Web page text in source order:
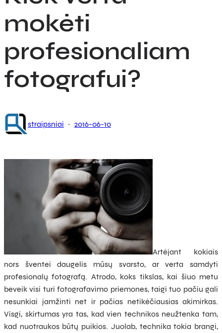
mokėti
profesionaliam
fotografui?
straipsniai · 2016-06-10
Artėjant kokiais
nors šventei daugelis mūsų svarsto, ar verta samdyti
profesionalų fotografą. Atrodo, koks tikslas, kai šiuo metu
beveik visi turi fotografavimo priemones, taigi tuo pačiu gali
nesunkiai įamžinti net ir pačias netikėčiausias akimirkas.
Visgi, skirtumas yra tas, kad vien technikos neužtenka tam,
kad nuotraukos būtų puikios. Juolab, technika tokia brangi,